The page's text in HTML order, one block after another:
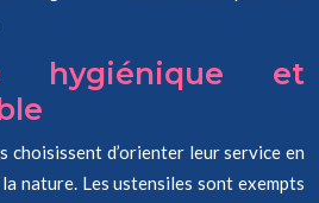
hygiénique et
choisissent d’orienter leur service en
nature. Les ustensiles sont exempts